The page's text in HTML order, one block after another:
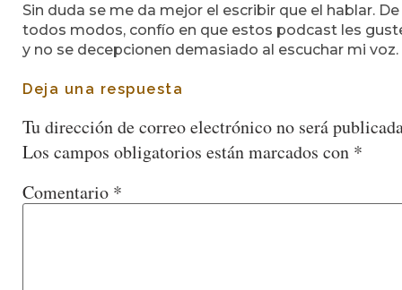
Sin duda se me da mejor el escribir que el hablar. De
todos modos, confío en que estos podcast les
y no se decepcionen demasiado al escuchar mi voz.
Deja una respuesta
Tu dirección de correo electrónico no será
Los campos obligatorios están marcados con *
Comentario *